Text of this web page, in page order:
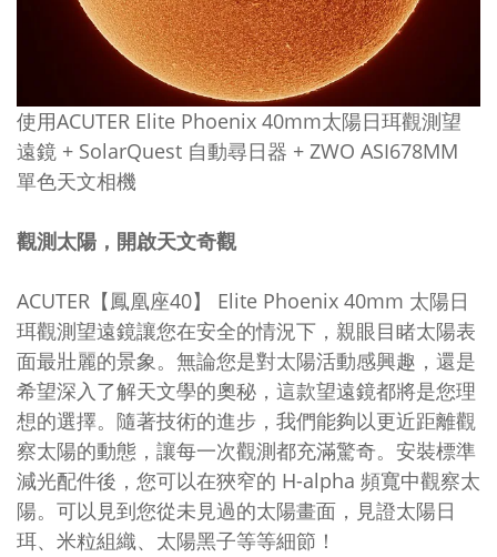
使用ACUTER Elite Phoenix 40mm太陽日珥觀測望
遠鏡 + SolarQuest 自動尋日器 + ZWO ASI678MM
單色天文相機
觀測太陽，開啟天文奇觀
ACUTER【鳳凰座40】 Elite Phoenix 40mm 太陽日
珥觀測望遠鏡讓您在安全的情況下，親眼目睹太陽表
面最壯麗的景象。無論您是對太陽活動感興趣，還是
希望深入了解天文學的奧秘，這款望遠鏡都將是您理
想的選擇。隨著技術的進步，我們能夠以更近距離觀
察太陽的動態，讓每一次觀測都充滿驚奇。安裝標準
減光配件後，您可以在狹窄的 H-alpha 頻寬中觀察太
陽。可以見到您從未見過的太陽畫面，見證太陽日
珥、米粒組織、太陽黑子等等細節！